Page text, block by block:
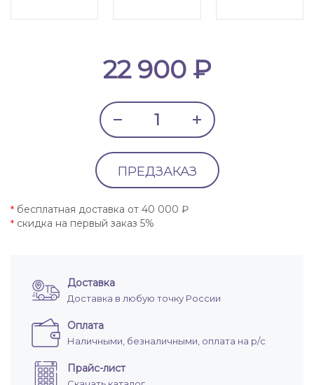
22 900 ₽
ПРЕДЗАКАЗ
* бесплатная доставка от 40 000 ₽
* скидка на первый заказ 5%
Доставка
Доставка в любую точку России
Оплата
Наличными, безналичными, оплата на р/с
Прайс-лист